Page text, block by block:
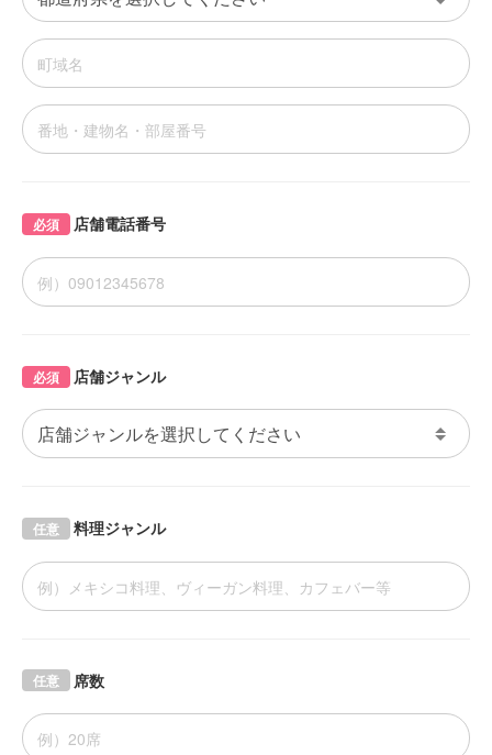
店舗電話番号
必須
店舗ジャンル
必須
料理ジャンル
任意
席数
任意